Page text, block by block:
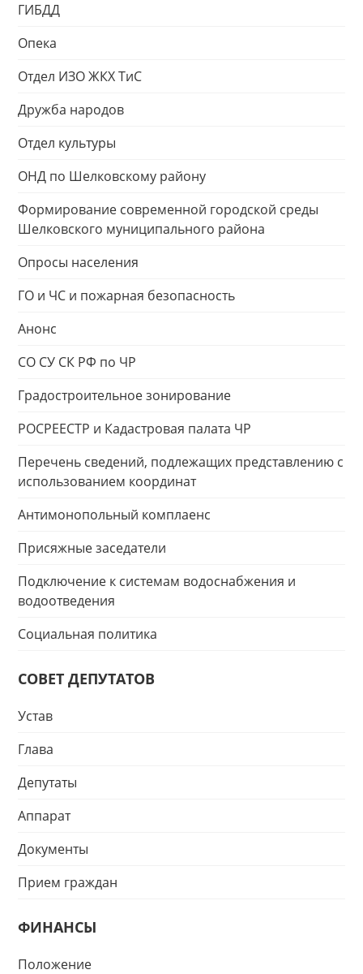
ГИБДД
Опека
Отдел ИЗО ЖКХ ТиС
Дружба народов
Отдел культуры
ОНД по Шелковскому району
Формирование современной городской среды
Шелковского муниципального района
Опросы населения
ГО и ЧС и пожарная безопасность
Анонс
СО СУ СК РФ по ЧР
Градостроительное зонирование
РОСРЕЕСТР и Кадастровая палата ЧР
Перечень сведений, подлежащих представлению с
использованием координат
Антимонопольный комплаенс
Присяжные заседатели
Подключение к системам водоснабжения и
водоотведения
Социальная политика
СОВЕТ ДЕПУТАТОВ
Устав
Глава
Депутаты
Аппарат
Документы
Прием граждан
ФИНАНСЫ
Положение